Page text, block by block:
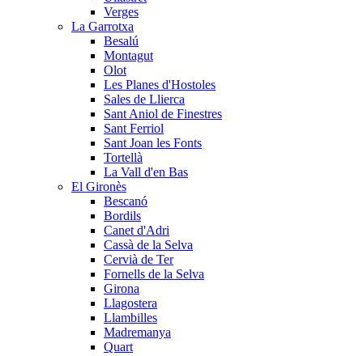
Verges
La Garrotxa
Besalú
Montagut
Olot
Les Planes d'Hostoles
Sales de Llierca
Sant Aniol de Finestres
Sant Ferriol
Sant Joan les Fonts
Tortellà
La Vall d'en Bas
El Gironès
Bescanó
Bordils
Canet d'Adri
Cassà de la Selva
Cervià de Ter
Fornells de la Selva
Girona
Llagostera
Llambilles
Madremanya
Quart